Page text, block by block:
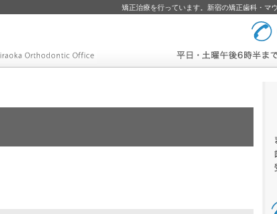
矯正治療を行っています。新宿の矯正歯科・マ